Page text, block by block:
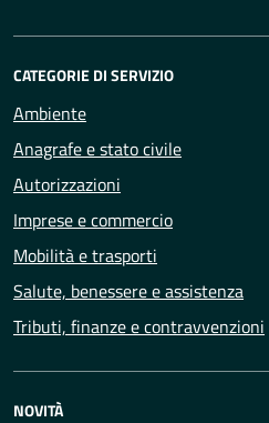
CATEGORIE DI SERVIZIO
Ambiente
Anagrafe e stato civile
Autorizzazioni
Imprese e commercio
Mobilità e trasporti
Salute, benessere e assistenza
Tributi, finanze e contravvenzioni
NOVITÀ